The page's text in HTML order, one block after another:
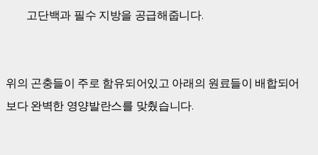
고단백과 필수 지방을 공급해줍니다.
위의 곤충들이 주로 함유되어있고 아래의 원료들이 배합되어
보다 완벽한 영양발란스를 맞췄습니다.